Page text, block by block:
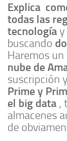
Explica
todas las
tecnologíay
buscando
Haremos
nube de
suscripción
Prime y
el big data ,
almacenes
de